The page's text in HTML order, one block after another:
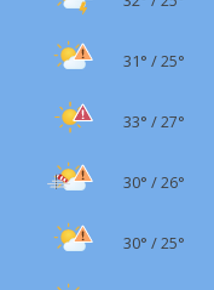
31° /25°
33° /27°
30° /26°
30° /25°